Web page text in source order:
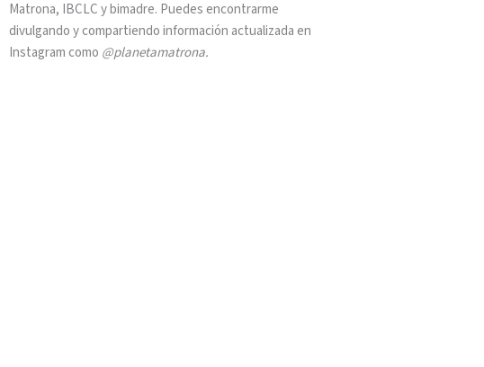
Matrona, IBCLC y bimadre. Puedes encontrarme
divulgando y compartiendo información actualizada en
Instagram como @planetamatrona.